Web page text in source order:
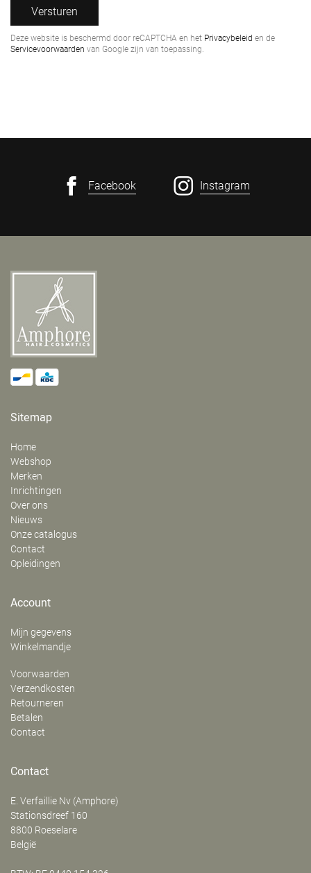
Versturen
Deze website is beschermd door reCAPTCHA en het Privacybeleid en de
Servicevoorwaarden van Google zijn van toepassing.
Facebook Instagram
Sitemap
Home
Webshop
Merken
Inrichtingen
Over ons
Nieuws
Onze catalogus
Contact
Opleidingen
Account
Mijn gegevens
Winkelmandje
Voorwaarden
Verzendkosten
Retourneren
Betalen
Contact
Contact
E. Verfaillie Nv (Amphore)
‍Stationsdreef 160
8800 Roeselare
België